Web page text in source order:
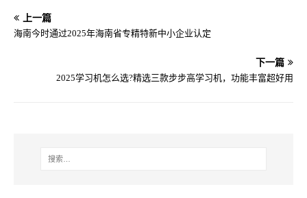
上一篇
海南今时通过2025年海南省专精特新中小企业认定
下一篇
2025学习机怎么选?精选三款步步高学习机，功能丰富超好用